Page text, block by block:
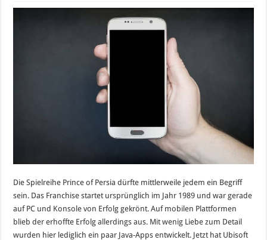
Die Spielreihe Prince of Persia dürfte mittlerweile jedem ein Begriff
sein. Das Franchise startet ursprünglich im Jahr 1989 und war gerade
auf PC und Konsole von Erfolg gekrönt. Auf mobilen Plattformen
blieb der erhoffte Erfolg allerdings aus. Mit wenig Liebe zum Detail
wurden hier lediglich ein paar Java-Apps entwickelt. Jetzt hat Ubisoft